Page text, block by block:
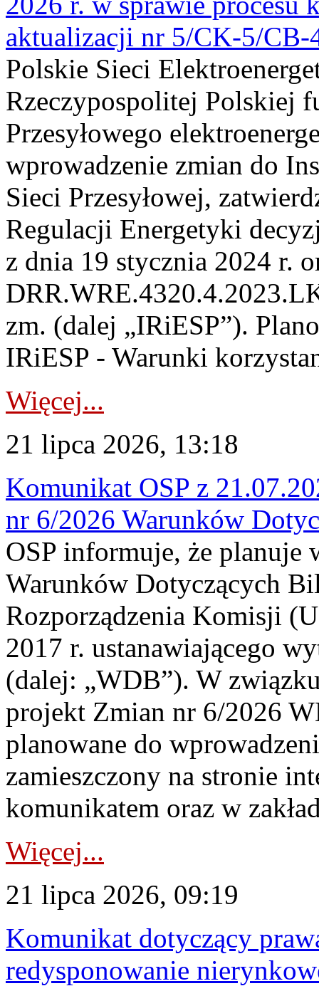
aktualizacji nr 5/CK-5/CB-
Polskie Sieci
Rzeczypospolitej Polskiej
Przesyłowego
wprowadzenie zmian do
Sieci Przesyłowej,
Regulacji Energetyki
z dnia 19 stycznia 2024 r.
zm. (dalej „IRiESP”).
IRiESP - Warunki
Więcej...
21 lipca 2026, 13:18
Komunikat OSP z
nr 6/2026 Warunków
OSP informuje, że planuje
Warunków Dotyczących
Rozporządzenia Komisji
2017 r. ustanawiającego
(dalej: „WDB”). W
projekt Zmian nr 6/2026
planowane do
zamieszczony na stronie
komunikatem oraz w
Więcej...
21 lipca 2026, 09:19
Komunikat dotyczący
redysponowanie